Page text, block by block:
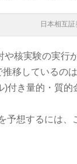
日本相互
や核実験の実行
移しているの
)付き量的・質
予想するには